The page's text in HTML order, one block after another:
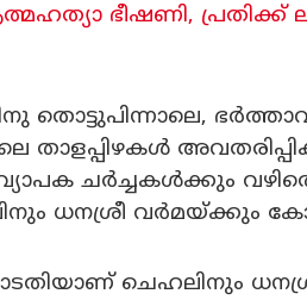
ഭീഷണി,
തൊട്ടുപിന്നാലെ,
താളപ്പിഴകൾ
ചർച്ചകൾക്കും
ധനശ്രീ വർമയ്ക്കും
ചെഹലിനും